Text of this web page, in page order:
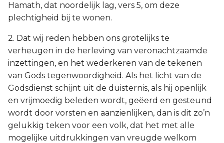
Hamath, dat noordelijk lag, vers 5, om deze
plechtigheid bij te wonen.
2. Dat wij reden hebben ons grotelijks te
verheugen in de herleving van veronachtzaamde
inzettingen, en het wederkeren van de tekenen
van Gods tegenwoordigheid. Als het licht van de
Godsdienst schijnt uit de duisternis, als hij openlijk
en vrijmoedig beleden wordt, geëerd en gesteund
wordt door vorsten en aanzienlijken, dan is dit zo’n
gelukkig teken voor een volk, dat het met alle
mogelijke uitdrukkingen van vreugde welkom